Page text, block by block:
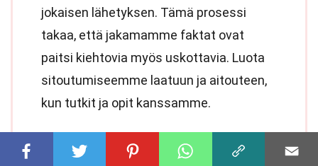
jokaisen lähetyksen. Tämä prosessi
takaa, että jakamamme faktat ovat
paitsi kiehtovia myös uskottavia. Luota
sitoutumiseemme laatuun ja aitouteen,
kun tutkit ja opit kanssamme.